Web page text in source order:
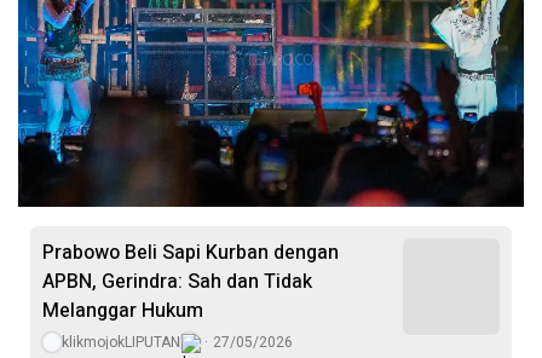
Prabowo Beli Sapi Kurban dengan
APBN, Gerindra: Sah dan Tidak
Melanggar Hukum
klikmojokLIPUTAN 27/05/2026